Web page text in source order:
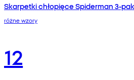
Skarpetki chłopięce Spiderman 3-pak
różne wzory
12